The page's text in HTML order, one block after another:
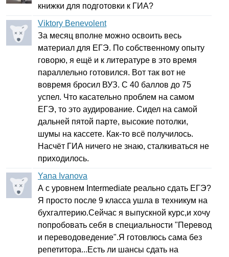
книжки для подготовки к ГИА?
Viktory Benevolent
За месяц вполне можно освоить весь
материал для ЕГЭ. По собственному опыту
говорю, я ещё и к литературе в это время
параллельно готовился. Вот так вот не
вовремя бросил ВУЗ. С 40 баллов до 75
успел. Что касательно проблем на самом
ЕГЭ, то это аудирование. Сидел на самой
дальней пятой парте, высокие потолки,
шумы на кассете. Как-то всё получилось.
Насчёт ГИА ничего не знаю, сталкиваться не
приходилось.
Yana Ivanova
А с уровнем Intermediate реально сдать ЕГЭ?
Я просто после 9 класса ушла в техникум на
бухгалтерию.Сейчас я выпускной курс,и хочу
попробовать себя в специальности "Перевод
и переводоведение".Я готовлюсь сама без
репетитора...Есть ли шансы сдать на